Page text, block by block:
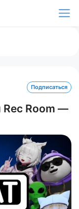
Подписаться
Rec Room —